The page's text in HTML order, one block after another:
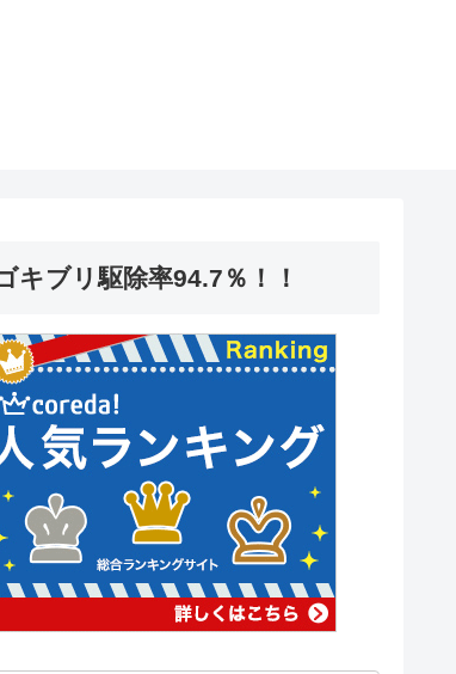
キブリ駆除率94.7％！！